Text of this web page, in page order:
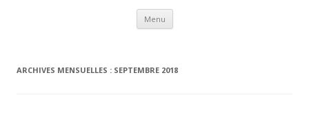
Menu Aller
ARCHIVES MENSUELLES : SEPTEMBRE 2018